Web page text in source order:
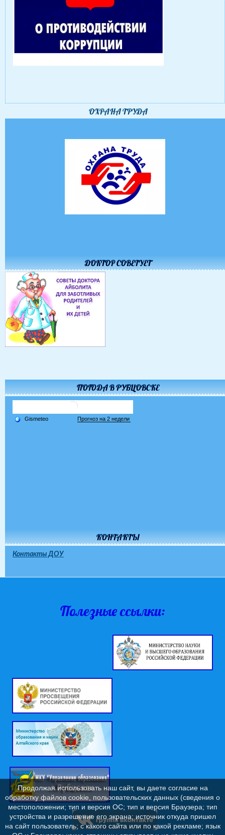
ОХРАНА ТРУДА
ДОКТОР СОВЕТУЕТ
ПОГОДА В РУБЦОВСКЕ
КОНТАКТЫ
Контакты ДОУ
Полезные ссылки:
Продолжая использовать наш сайт, вы даете согласие на
обработку файлов cookie, пользовательских данных (сведения о
местоположении; тип и версия ОС; тип и версия Браузера; тип
устройства и разрешение его экрана; источник откуда пришел
на сайт пользователь; с какого сайта или по какой рекламе; язык